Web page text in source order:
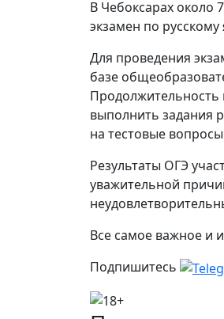
В Чебоксарах около
экзамен по русскому
Для проведения
базе
Продолжительность
выполнить задания
на тестовые
Результаты ОГЭ
уважительной
Все самое важное и
Подпишитесь